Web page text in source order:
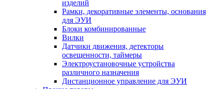
изделий
Рамки, декоративные элементы, основания
для ЭУИ
Блоки комбинированные
Вилки
Датчики движения, детекторы
освещенности, таймеры
Электроустановочные устройства
различного назначения
Дистанционное управление для ЭУИ